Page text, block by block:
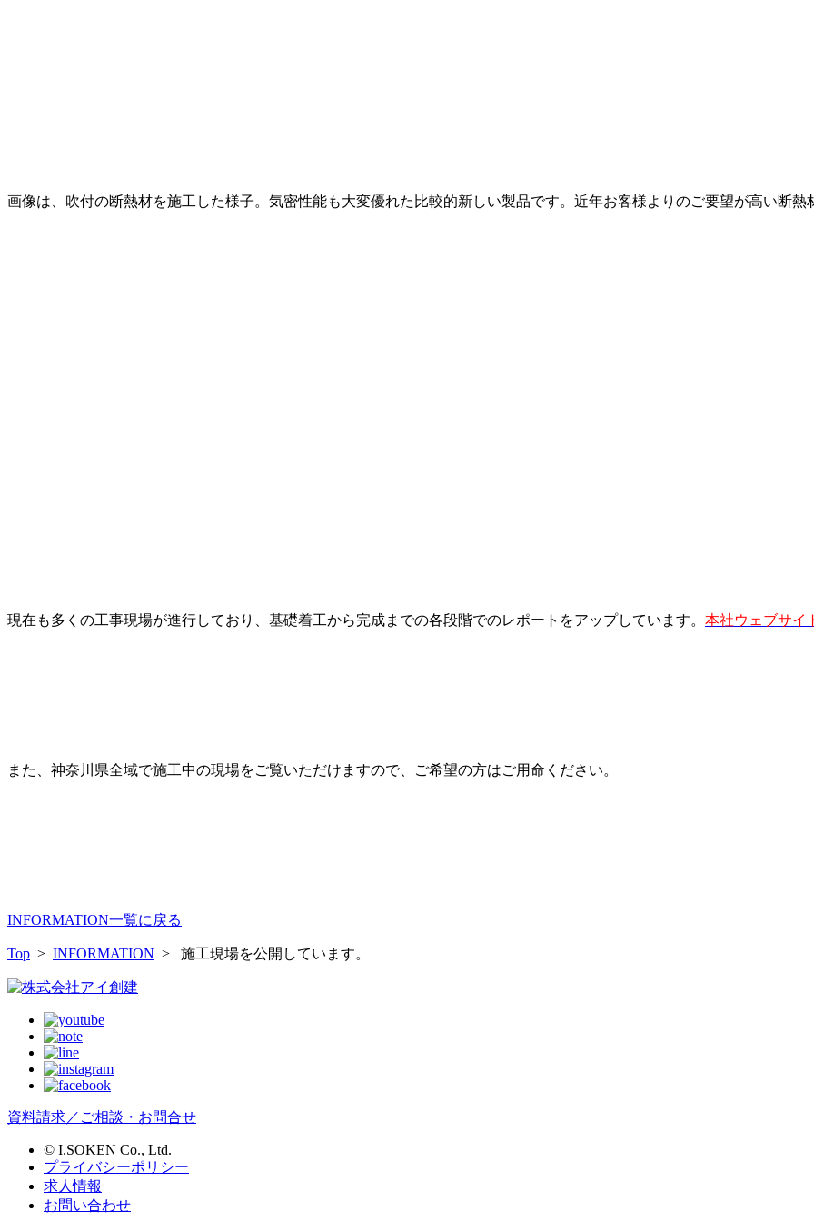
画像は、吹付の断熱材を施工した様子。気密性能も大変優れた比較的新しい製品です。近年お客様よりのご要望が高い断熱
現在も多くの工事現場が進行しており、基礎着工から完成までの各段階でのレポートをアップしています。 本社ウェブサイ
また、神奈川県全域で施工中の現場をご覧いただけますので、ご希望の方はご用命ください。
INFORMATION一覧に戻る
Top > INFORMATION > 施工現場を公開しています。
資料請求／ご相談・お問合せ
© I.SOKEN Co., Ltd.
プライバシーポリシー
求人情報
お問い合わせ